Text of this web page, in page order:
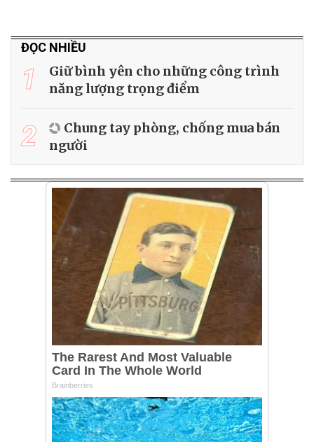
ĐỌC NHIỀU
1
Giữ bình yên cho những công trình
năng lượng trọng điểm
2
Chung tay phòng, chống mua bán
người